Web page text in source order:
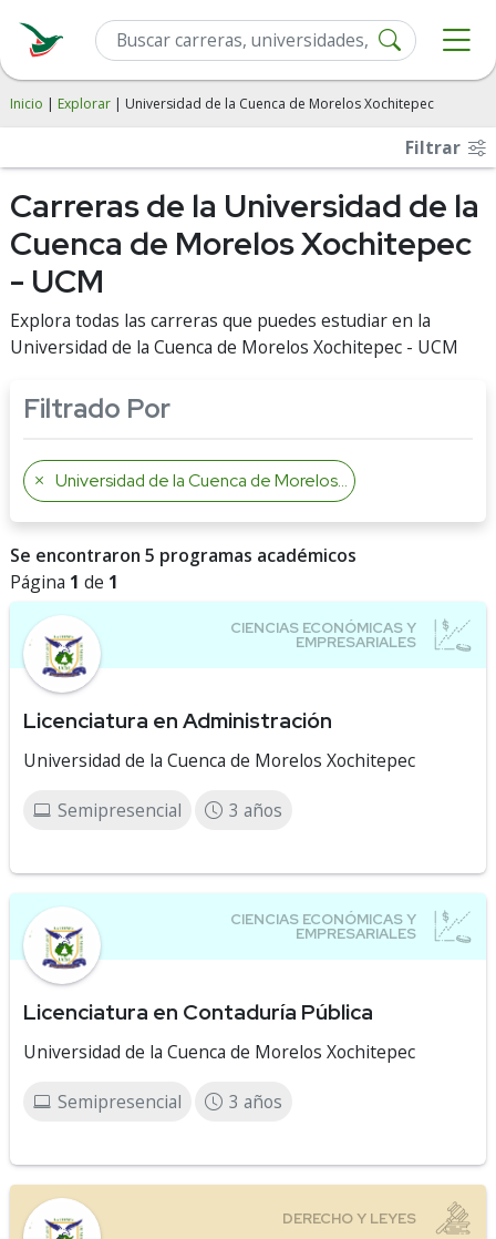
Inicio | Explorar | Universidad de la Cuenca de Morelos Xochitepec
Filtrar
Carreras de la Universidad de la
Cuenca de Morelos Xochitepec
- UCM
Explora todas las carreras que puedes estudiar en la
Universidad de la Cuenca de Morelos Xochitepec - UCM
Filtrado Por
Universidad de la Cuenca de Morelos Xochitepec
Se encontraron 5 programas académicos
Página 1 de 1
Licenciatura en Administración
Universidad de la Cuenca de Morelos Xochitepec
Semipresencial 3 años
Licenciatura en Contaduría Pública
Universidad de la Cuenca de Morelos Xochitepec
Semipresencial 3 años